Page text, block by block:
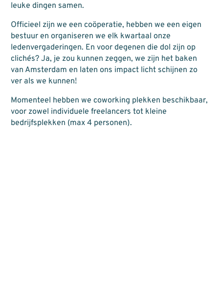
leuke dingen samen.
Officieel zijn we een coöperatie, hebben we een eigen
bestuur en organiseren we elk kwartaal onze
ledenvergaderingen. En voor degenen die dol zijn op
clichés? Ja, je zou kunnen zeggen, we zijn het baken
van Amsterdam en laten ons impact licht schijnen zo
ver als we kunnen!
Momenteel hebben we coworking plekken beschikbaar,
voor zowel individuele freelancers tot kleine
bedrijfsplekken (max 4 personen).